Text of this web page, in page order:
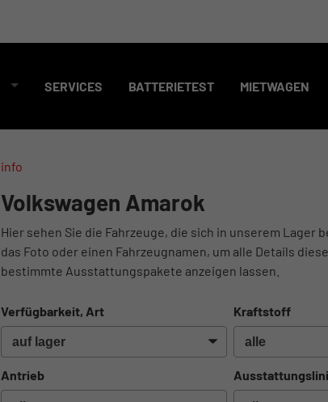
SERVICES BATTERIETEST MIETWAGEN
info
Volkswagen Amarok
Hier sehen Sie die Fahrzeuge, die sich in unserem
das Foto oder einen Fahrzeugnamen, um alle Details
bestimmte Ausstattungspakete anzeigen lassen.
Verfügbarkeit, Art Kraftstoff
Antrieb